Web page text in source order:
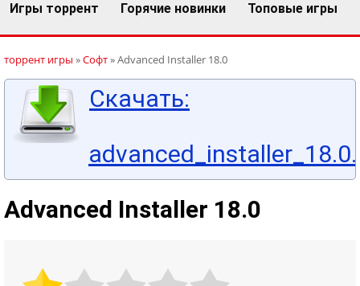
Игры торрент Горячие новинки Топовые игры
торрент игры »Софт» Advanced Installer 18.0
Скачать:
Advanced Installer 18.0